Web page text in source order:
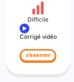
Difficile
Corrigé vidéo
s'exercer